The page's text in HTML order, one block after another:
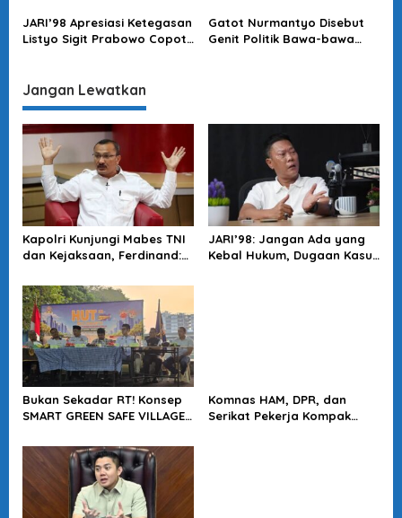
Day
Langkah Dittipidter!
JARI’98 Apresiasi Ketegasan
Listyo Sigit Prabowo Copot
Gatot Nurmantyo Disebut
Genit Politik Bawa-bawa
Jangan Lewatkan
Kapolri Kunjungi Mabes TNI
dan Kejaksaan, Ferdinand:
Soliditas Antar Lembaga
JARI’98: Jangan Ada yang
Kebal Hukum, Dugaan Kasus
Bukan Sekadar RT! Konsep
SMART GREEN SAFE VILLAGE
Depan Kota
Komnas HAM, DPR, dan
Serikat Pekerja Kompak